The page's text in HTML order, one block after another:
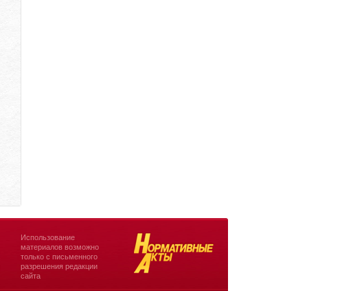
Использование
материалов возможно
только с письменного
разрешения редакции
сайта